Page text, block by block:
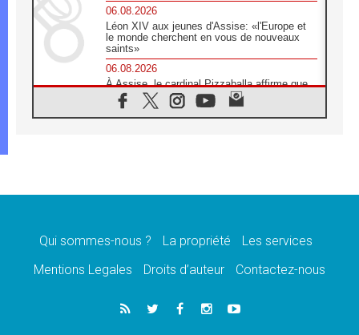
06.08.2026
Léon XIV aux jeunes d'Assise: «l'Europe et
le monde cherchent en vous de nouveaux
saints»
06.08.2026
À Assise, le cardinal Pizzaballa affirme que
«les chrétiens veulent la paix»
06.08.2026
message de paix et de dignité humaine»
«La visite du Pape en Uruguay renforcera
05.08.2026
Le nonce en Ukraine: «Il est inquiétant
Qui sommes-nous ? La propriété
Les services
Mentions Legales
Droits d’auteur Contactez-nous